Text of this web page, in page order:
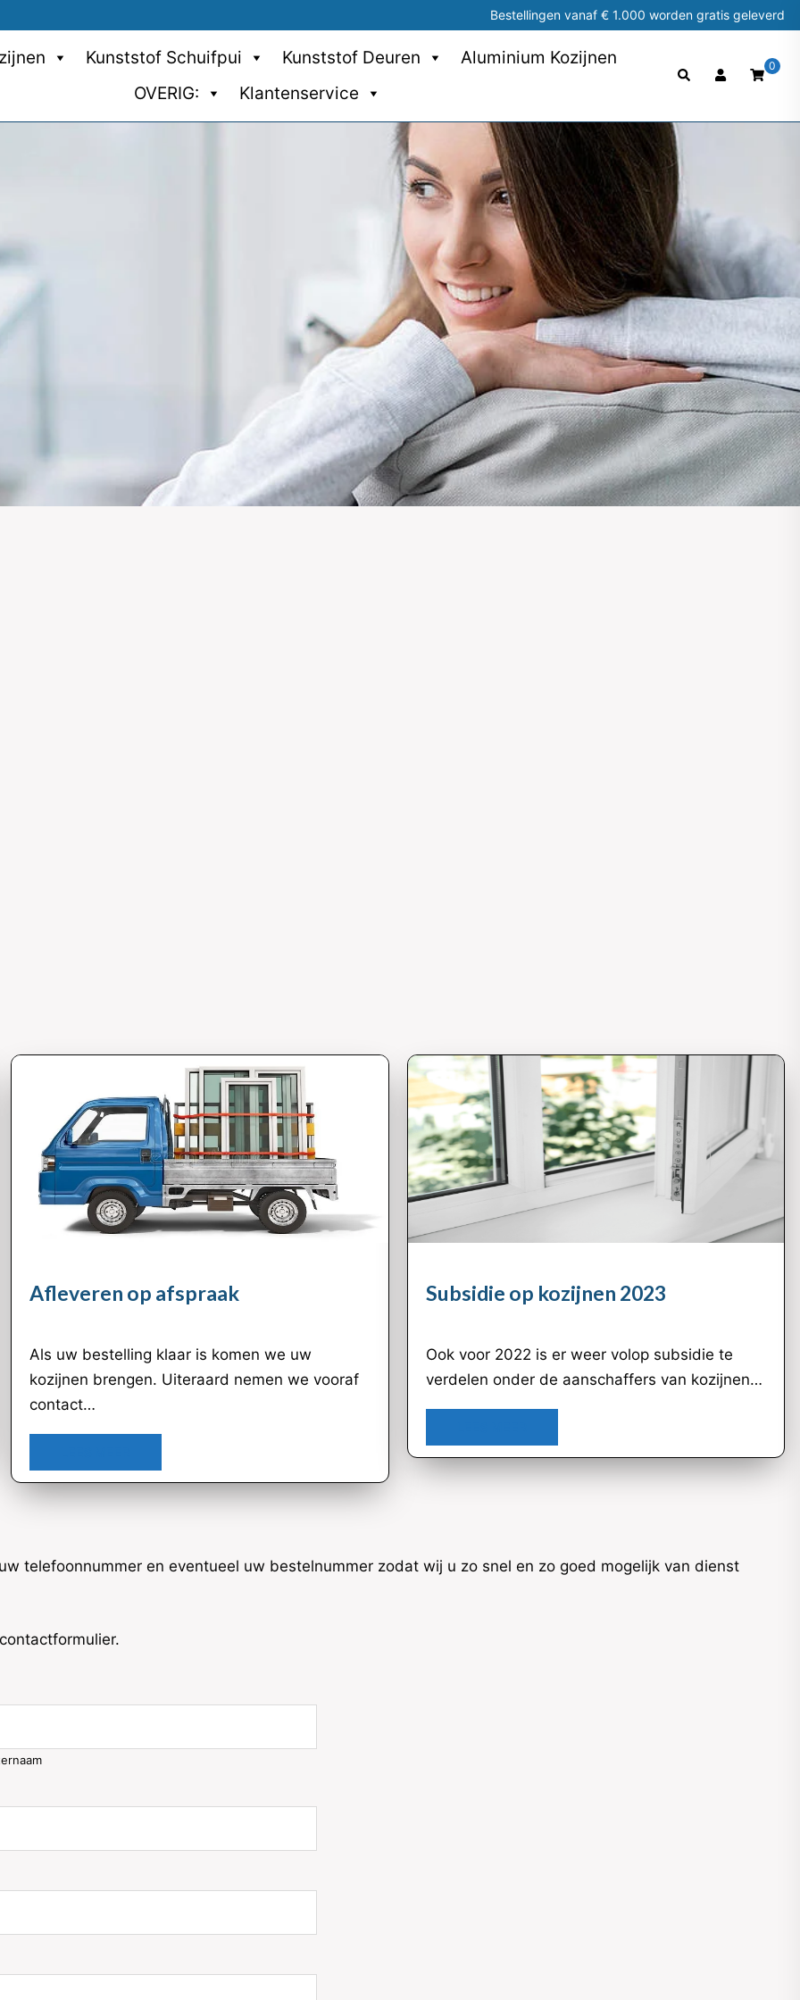
Bestellingen vanaf € 1.000 worden gratis geleverd
Kunststof Schuifpui Kunststof Deuren
Aluminium Kozijnen
OVERIG:
Klantenservice
Search
0
Afleveren op afspraak
Als uw bestelling klaar is komen we uw
kozijnen brengen. Uiteraard nemen we vooraf
contact…
Subsidie op kozijnen 2023
Ook voor 2022 is er weer volop subsidie te
verdelen onder de aanschaffers van kozijnen…
telefoonnummer en eventueel uw bestelnummer zodat wij u zo snel en zo goed mogelijk van dienst